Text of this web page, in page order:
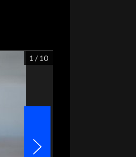
1 / 10